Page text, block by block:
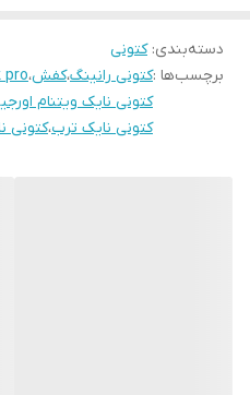
دسته‌بندی:کتونی
برچسب‌ها :کتونی رانینگ،کفش،pro
کتونی نایک ویتنام
کتونی نایک ترب،کتونی